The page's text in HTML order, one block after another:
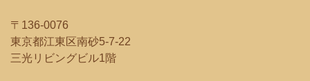
〒136-0076
東京都江東区南砂5-7-22
三光リビングビル1階